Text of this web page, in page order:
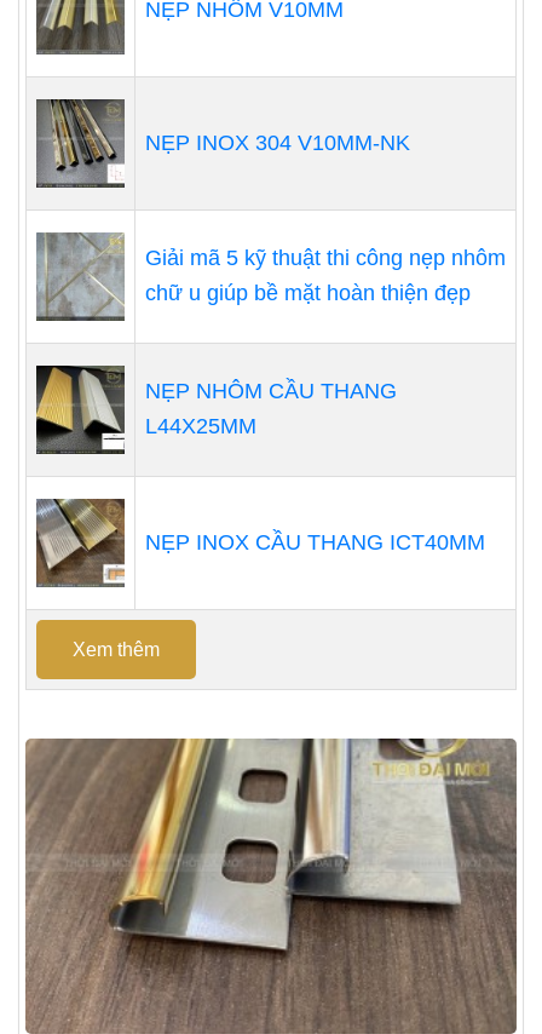
NẸP NHÔM V10MM
NẸP INOX 304 V10MM-NK
Giải mã 5 kỹ thuật thi công nẹp nhôm
chữ u giúp bề mặt hoàn thiện đẹp
NẸP NHÔM CẦU THANG
L44X25MM
NẸP INOX CẦU THANG ICT40MM
Xem thêm